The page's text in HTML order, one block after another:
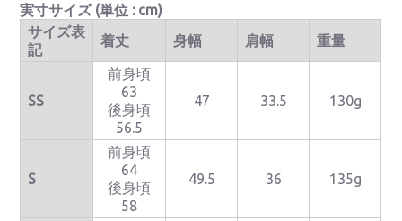
実寸サイズ (単位 : cm)
サイズ表
記
着丈 身幅 肩幅 重量
SS
前身頃
63
後身頃
56.5
47 33.5 130g
S
前身頃
64
後身頃
58
49.5 36 135g